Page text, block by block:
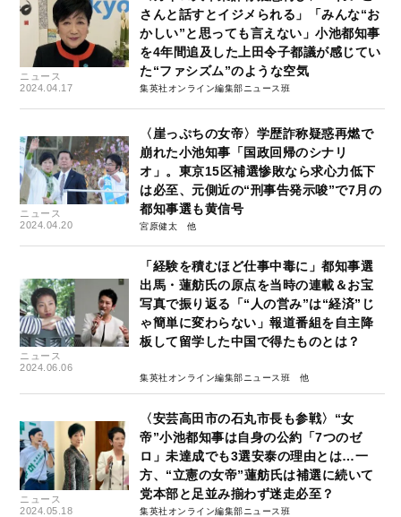
ニュース
2024.04.17
さんと話すとイジメられる」「みんな“お
かしい”と思っても言えない」小池都知事
を4年間追及した上田令子都議が感じてい
た“ファシズム”のような空気
集英社オンライン編集部ニュース班
ニュース
2024.04.20
〈崖っぷちの女帝〉学歴詐称疑惑再燃で
崩れた小池知事「国政回帰のシナリ
オ」。東京15区補選惨敗なら求心力低下
は必至、元側近の“刑事告発示唆”で7月の
都知事選も黄信号
宮原健太
ニュース
2024.06.06
「経験を積むほど仕事中毒に」都知事選
出馬・蓮舫氏の原点を当時の連載＆お宝
写真で振り返る「“人の営み”は“経済”じ
ゃ簡単に変わらない」報道番組を自主降
板して留学した中国で得たものとは？
集英社オンライン編集部ニュース班
ニュース
2024.05.18
〈安芸高田市の石丸市長も参戦〉“女
帝”小池都知事は自身の公約「7つのゼ
ロ」未達成でも3選安泰の理由とは…一
方、“立憲の女帝”蓮舫氏は補選に続いて
党本部と足並み揃わず迷走必至？
集英社オンライン編集部ニュース班